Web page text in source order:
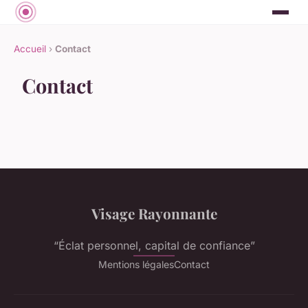
Accueil › Contact
Contact
Visage Rayonnante
“Éclat personnel, capital de confiance”
Mentions légalesContact